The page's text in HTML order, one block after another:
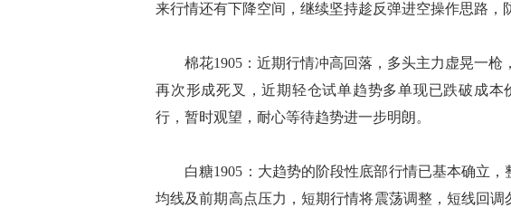
来行情还有下降空间，继续坚持趁反弹进空操作思路，
棉花1905：近期行情冲高回落，多头主力虚晃一枪
再次形成死叉，近期轻仓试单趋势多单现已跌破成本
行，暂时观望，耐心等待趋势进一步明朗。
白糖1905：大趋势的阶段性底部行情已基本确立，
均线及前期高点压力，短期行情将震荡调整，短线回